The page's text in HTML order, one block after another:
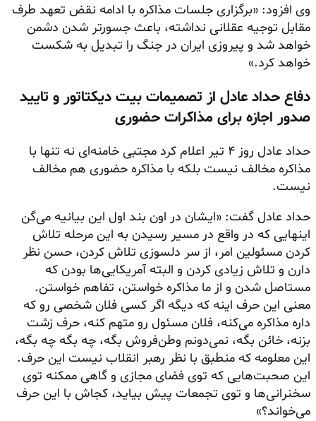
وی افزود: «برگزاری جلسات مذاکره با ادامه نقض تعهد طرف
مقابل توجیه عقلانی نداشته، باعث جسورتر شدن دشمن
خواهد شد و پیروزی ایران در جنگ را تبدیل به شکست
خواهد کرد.»
دفاع حداد عادل از تصمیمات بیت دیکتاتور و تایید
صدور اجازه برای مذاکرات حضوری
حداد عادل روز ۴ تیر اعلام کرد مجتبی خامنه‌ای نه تنها با
مذاکره مخالف نیست بلکه با مذاکره حضوری هم مخالف
نیست.
حداد عادل گفت: «ایشان در اون بند اول این بیانیه می‌گن
اینهایی که در واقع در مسیر رسیدن به این مرحله تلاش
کردن مسئولین امر، از سر دلسوزی تلاش کردن، حسن نظر
دارن و تلاش زیادی کردن و البته آمریکایی‌ها بودن که
مستاصل شدن و از ما مذاکره خواستن، تفاهم خواستن.
معنی این حرف اینه که دیگه اگر کسی فلان شخصی رو که
داره مذاکره می‌کنه، فلان مسئول رو متهم کنه، حرف زشت
بزنه، خائن بگه، نمی‌دونم وطن‌فروش بگه، چه بگه چه بگه،
این معلومه که منطبق با نظر رهبر انقلاب نیست این حرف.
این صحبت‌هایی که توی فضای مجازی و گاهی ممکنه توی
سخنرانی‌ها و توی تجمعات پیش بیاید، کجاش با این حرف
می‌خواند؟»